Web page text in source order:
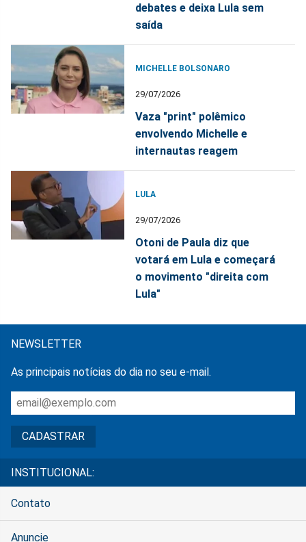
debates e deixa Lula sem
saída
MICHELLE BOLSONARO
29/07/2026
Vaza "print" polêmico
envolvendo Michelle e
internautas reagem
LULA
29/07/2026
Otoni de Paula diz que
votará em Lula e começará
o movimento "direita com
Lula"
NEWSLETTER
As principais notícias do dia no seu e-mail.
INSTITUCIONAL:
Contato
Anuncie